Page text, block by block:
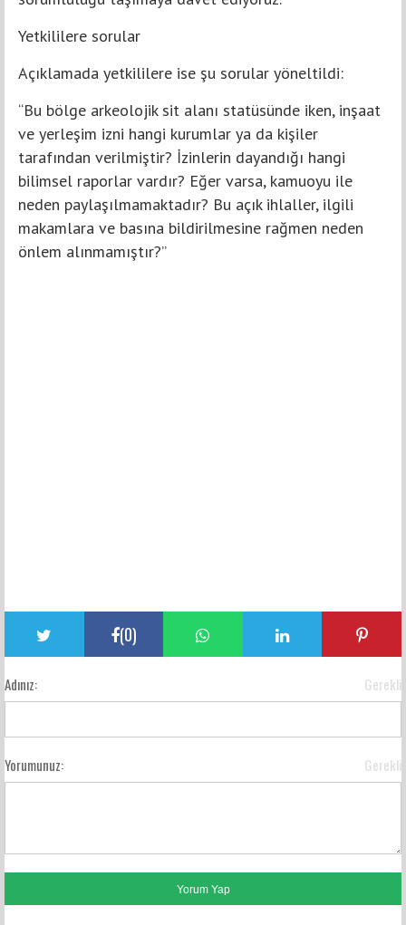
Yetkililere sorular
Açıklamada yetkililere ise şu sorular yöneltildi:
“Bu bölge arkeolojik sit alanı statüsünde iken, inşaat
ve yerleşim izni hangi kurumlar ya da kişiler
tarafından verilmiştir? İzinlerin dayandığı hangi
bilimsel raporlar vardır? Eğer varsa, kamuoyu ile
neden paylaşılmamaktadır? Bu açık ihlaller, ilgili
makamlara ve basına bildirilmesine rağmen neden
önlem alınmamıştır?”
(0)
Adınız: Gerekli
Yorumunuz: Gerekli